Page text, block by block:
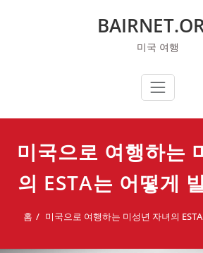
미국 여행
미국으로 여행하는
의 ESTA는 어떻게
홈 미국으로 여행하는 미성년 자녀의